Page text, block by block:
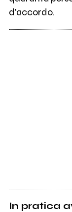
d'accordo.
In pratica